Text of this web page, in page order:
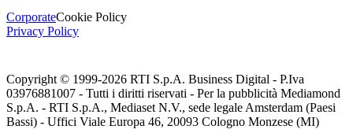
CorporateCookie Policy
Privacy Policy
Copyright © 1999-2026 RTI S.p.A. Business Digital - P.Iva
03976881007 - Tutti i diritti riservati - Per la pubblicità Mediamond
S.p.A. - RTI S.p.A., Mediaset N.V., sede legale Amsterdam (Paesi
Bassi) - Uffici Viale Europa 46, 20093 Cologno Monzese (MI)